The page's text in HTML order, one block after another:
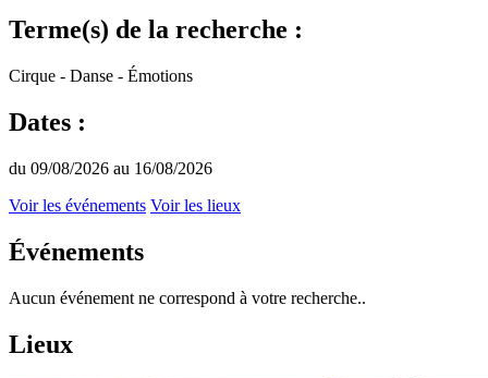
Terme(s) de la recherche :
Cirque - Danse - Émotions
Dates :
du 09/08/2026 au 16/08/2026
Voir les événements Voir les lieux
Événements
Aucun événement ne correspond à votre recherche..
Lieux